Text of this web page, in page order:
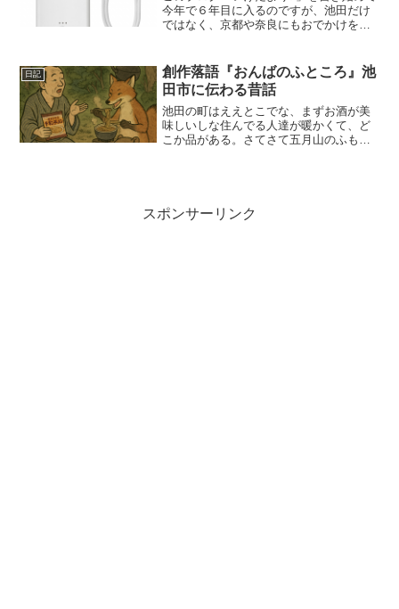
今年で６年目に入るのですが、池田だけ
ではなく、京都や奈良にもおでかけをし
うくなり、節約しながら写真を撮ったり
していたのです。 :...
日記
創作落語『おんばのふところ』池
田市に伝わる昔話
池田の町はええとこでな、まずお酒が美
味しいしな住んでる人達が暖かくて、ど
こか品がある。さてさて五月山のふもと
スポンサーリンク